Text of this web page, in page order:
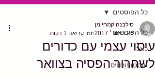
כל הפוסטים
כאב
אוסטופורוזיס
כל הפוסטים
עיסוי עצמי עם כדורים
לשחרור הפסיה בצוואר
סילבנה קמחי מן
26 באפר׳ 2017
זמן קריאה 1 דקות